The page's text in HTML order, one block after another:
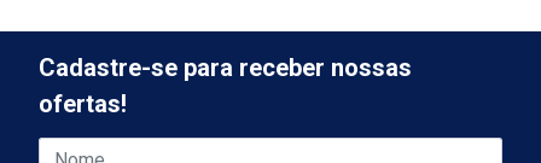
Cadastre-se para receber nossas
ofertas!